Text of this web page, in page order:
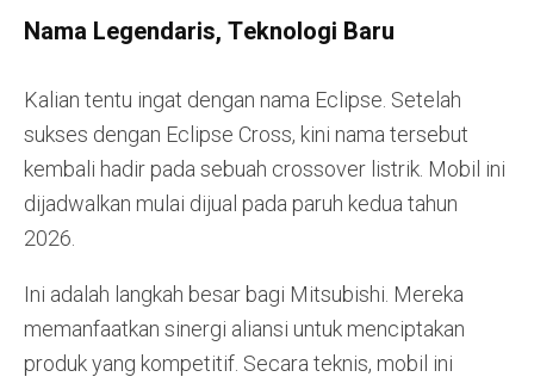
Nama Legendaris, Teknologi Baru
Kalian tentu ingat dengan nama Eclipse. Setelah
sukses dengan Eclipse Cross, kini nama tersebut
kembali hadir pada sebuah crossover listrik. Mobil ini
dijadwalkan mulai dijual pada paruh kedua tahun
2026.
Ini adalah langkah besar bagi Mitsubishi. Mereka
memanfaatkan sinergi aliansi untuk menciptakan
produk yang kompetitif. Secara teknis, mobil ini